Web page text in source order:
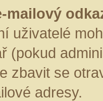
mailový
uživatelé
(pokud
zbavit se
adresy.